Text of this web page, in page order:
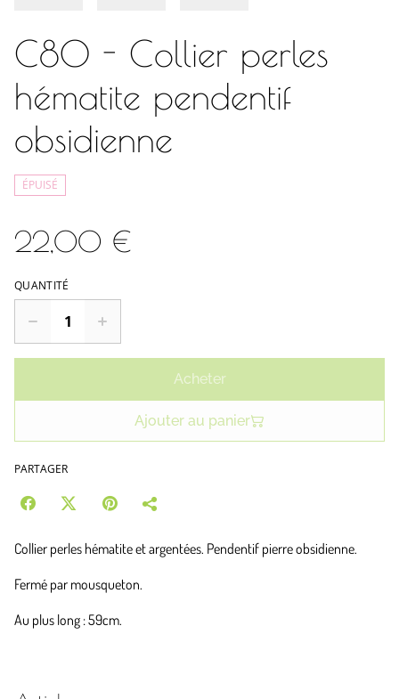
C80 - Collier perles
hématite pendentif
obsidienne
ÉPUISÉ
22,00 €
QUANTITÉ
Acheter
Ajouter au panier
PARTAGER
Collier perles hématite et argentées. Pendentif pierre obsidienne.
Fermé par mousqueton.
Au plus long : 59cm.